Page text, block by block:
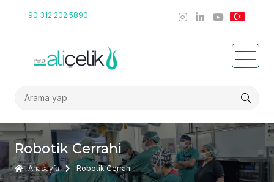
+90 312 202 5890
Robotik Cerrahi
Anasayfa Robotik Cerrahi